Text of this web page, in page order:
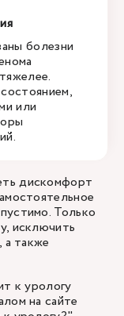
болезни
или
дискомфорт
Только
исключить
а также
к урологу
на сайте